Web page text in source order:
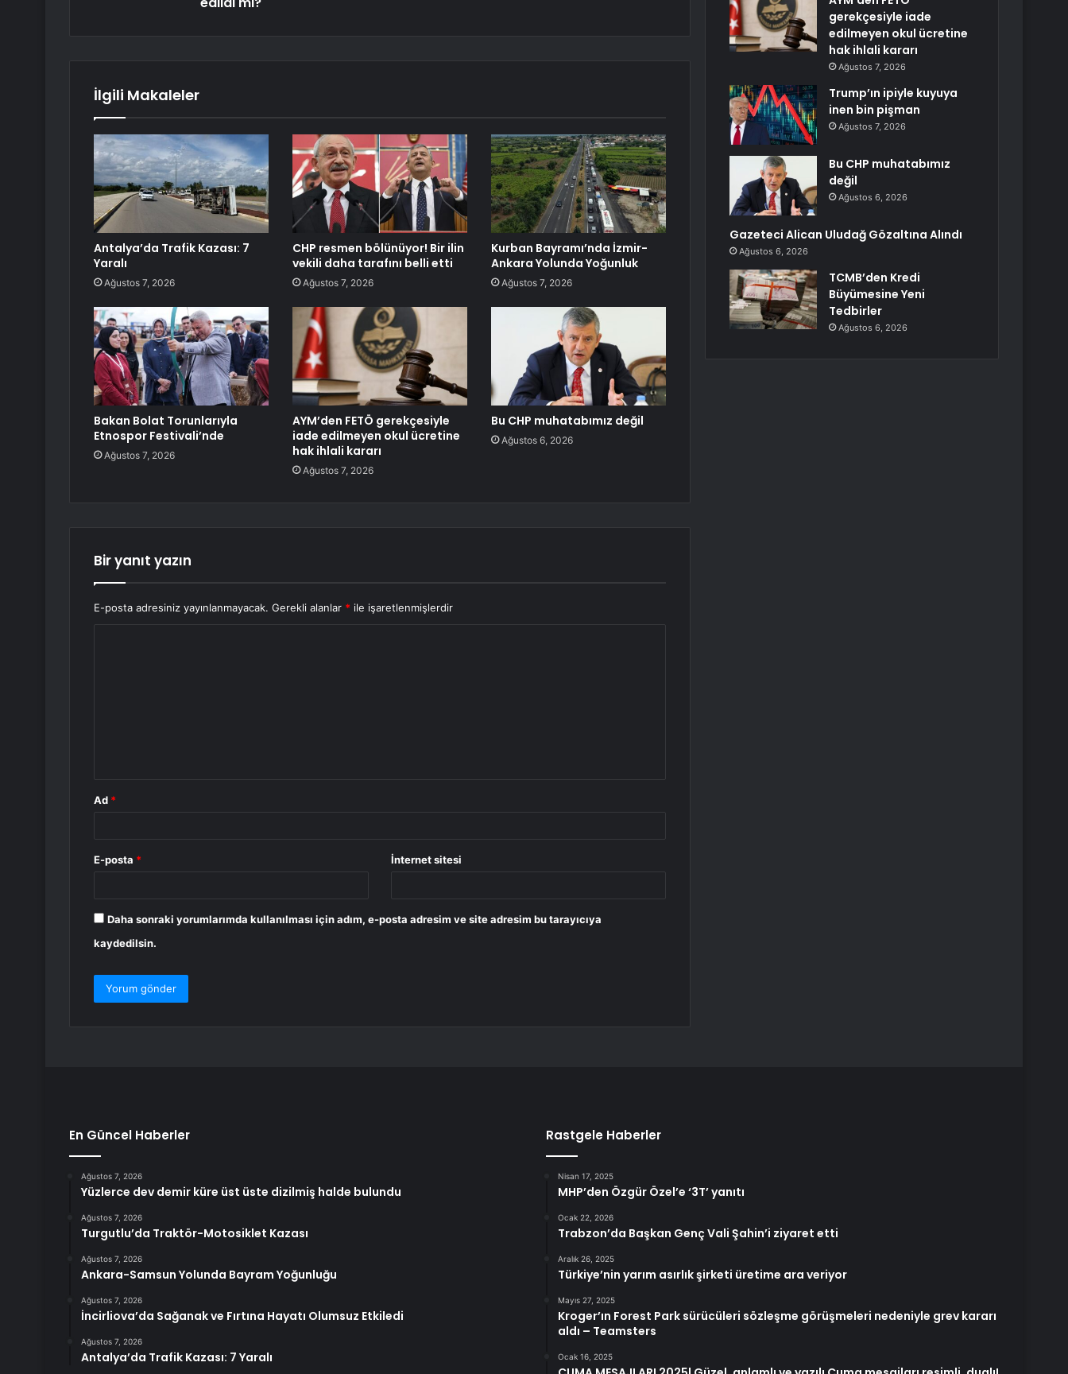
İlgili Makaleler
Antalya’da Trafik Kazası: 7
Yaralı
Ağustos 7, 2026
CHP resmen bölünüyor! Bir ilin
vekili daha tarafını belli etti
Ağustos 7, 2026
Kurban Bayramı’nda İzmir-
Ankara Yolunda Yoğunluk
Ağustos 7, 2026
Bakan Bolat Torunlarıyla
Etnospor Festivali’nde
Ağustos 7, 2026
AYM’den FETÖ gerekçesiyle
iade edilmeyen okul ücretine
hak ihlali kararı
Ağustos 7, 2026
Bu CHP muhatabımız değil
Ağustos 6, 2026
Bir yanıt yazın
E-posta adresiniz yayınlanmayacak. Gerekli alanlar * ile işaretlenmişlerdir
Ad *
E-posta * İnternet sitesi
Daha sonraki yorumlarımda kullanılması için adım, e-posta adresim ve site adresim bu tarayıcıya
kaydedilsin.
gerekçesiyle iade
edilmeyen okul ücretine
hak ihlali kararı
Ağustos 7, 2026
Trump’ın ipiyle kuyuya
inen bin pişman
Ağustos 7, 2026
Bu CHP muhatabımız
değil
Ağustos 6, 2026
Gazeteci Alican Uludağ Gözaltına Alındı
Ağustos 6, 2026
TCMB’den Kredi
Büyümesine Yeni
Tedbirler
Ağustos 6, 2026
En Güncel Haberler
Ağustos 7, 2026
Yüzlerce dev demir küre üst üste dizilmiş halde bulundu
Ağustos 7, 2026
Turgutlu’da Traktör-Motosiklet Kazası
Ağustos 7, 2026
Ankara-Samsun Yolunda Bayram Yoğunluğu
Ağustos 7, 2026
İncirliova’da Sağanak ve Fırtına Hayatı Olumsuz Etkiledi
Ağustos 7, 2026
Antalya’da Trafik Kazası: 7 Yaralı
Rastgele Haberler
Nisan 17, 2025
MHP’den Özgür Özel’e ‘3T’ yanıtı
Ocak 22, 2026
Trabzon’da Başkan Genç Vali Şahin’i ziyaret etti
Aralık 26, 2025
Türkiye’nin yarım asırlık şirketi üretime ara veriyor
Mayıs 27, 2025
Kroger’ın Forest Park sürücüleri sözleşme görüşmeleri nedeniyle grev kararı
aldı – Teamsters
Ocak 16, 2025